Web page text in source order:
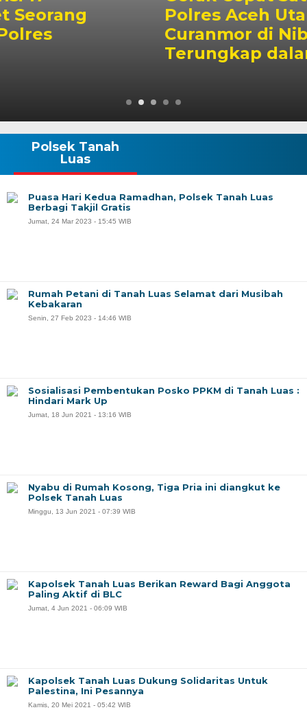
Polres Aceh Utara,
Curanmor di Nibong
Terungkap dalam 1×12 Jam
Polsek Tanah
Luas
Puasa Hari Kedua Ramadhan, Polsek Tanah Luas
Berbagi Takjil Gratis
Jumat, 24 Mar 2023 - 15:45 WIB
Rumah Petani di Tanah Luas Selamat dari Musibah
Kebakaran
Senin, 27 Feb 2023 - 14:46 WIB
Sosialisasi Pembentukan Posko PPKM di Tanah Luas :
Hindari Mark Up
Jumat, 18 Jun 2021 - 13:16 WIB
Nyabu di Rumah Kosong, Tiga Pria ini diangkut ke
Polsek Tanah Luas
Minggu, 13 Jun 2021 - 07:39 WIB
Kapolsek Tanah Luas Berikan Reward Bagi Anggota
Paling Aktif di BLC
Jumat, 4 Jun 2021 - 06:09 WIB
Kapolsek Tanah Luas Dukung Solidaritas Untuk
Palestina, Ini Pesannya
Kamis, 20 Mei 2021 - 05:42 WIB